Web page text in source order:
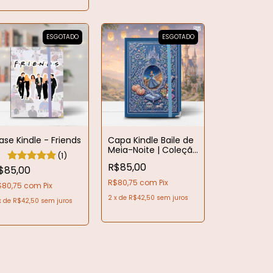
ESGOTADO
Kindle - Friends
(1)
com Pix
de R$42,50 sem juros
ESGOTADO
Capa Kindle Baile de
Meia-Noite | Coleção
Princesas
R$85,00
R$80,75 com Pix
2 x de R$42,50 sem juros